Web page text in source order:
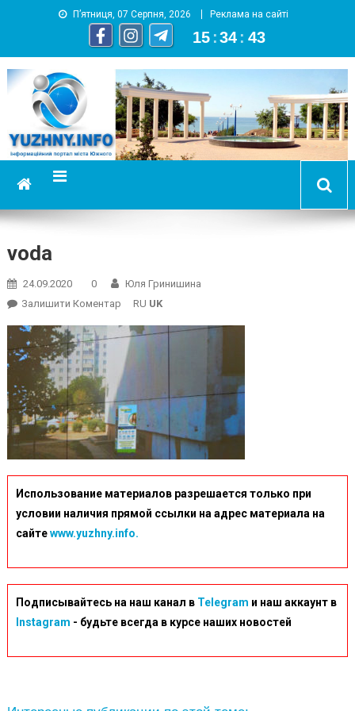
П’ятниця, 07 Серпня, 2026 Реклама на сайті
15 :34 : 43
YUZHNY.INFO
информационный портал города Южный
voda
24.09.2020 0
Юля Гринишина
Залишити КоментарOn RU UK
Использование материалов разрешается только при
условии наличия прямой ссылки на адрес материала на
сайтеwww.yuzhny.info.
Подписывайтесь на наш канал в Telegram и наш аккаунт в
Instagram - будьте всегда в курсе наших новостей